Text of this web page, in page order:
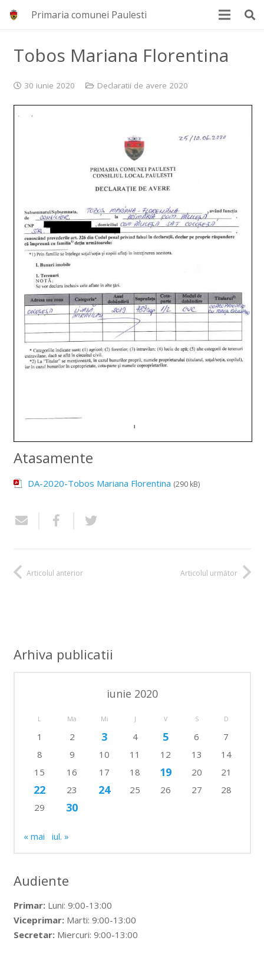
Primaria comunei Paulesti
Tobos Mariana Florentina
30 iunie 2020 Declaratii de avere 2020
Atasamente
DA-2020-Tobos Mariana Florentina (290 kB)
Articolul anterior Articolul următor
Arhiva publicatii
iunie 2020
L Ma Mi J V S D
1 2 3 4 5 6
7
8
9 10 11 12 13
14
15
16 17 18 19 20 21
22 23 24 25 26 27
28
29
30
« mai iul. »
Audiente
Primar:Luni: 9:00-13:00
Viceprimar:Marti: 9:00-13:00
Secretar:Miercuri: 9:00-13:00